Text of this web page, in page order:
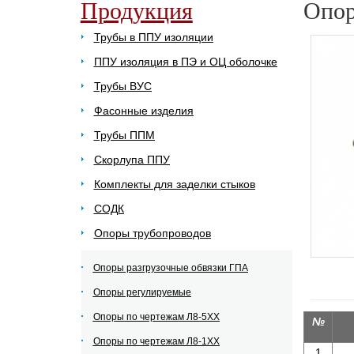
Продукция
Трубы в ППУ изоляции
ППУ изоляция в ПЭ и ОЦ оболочке
Трубы ВУС
Фасонные изделия
Трубы ППМ
Скорлупа ППУ
Комплекты для заделки стыков
СОДК
Опоры трубопроводов
Опоры разгрузочные обвязки ГПА
Опоры регулируемые
Опоры по чертежам Л8-5ХХ
Опоры по чертежам Л8-1ХХ
№